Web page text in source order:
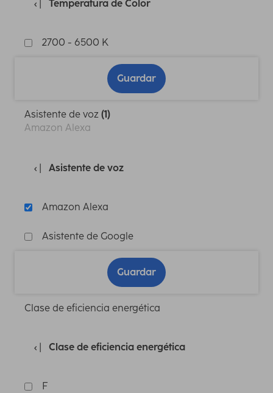
Temperatura de Color
2700 - 6500 K
Guardar
Asistente de voz (1)
Amazon Alexa
Asistente de voz
Amazon Alexa
Asistente de Google
Guardar
Clase de eficiencia energética
Clase de eficiencia energética
F